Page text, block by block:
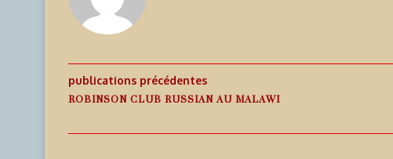
publications précédentes
ROBINSON CLUB RUSSIAN AU MALAWI